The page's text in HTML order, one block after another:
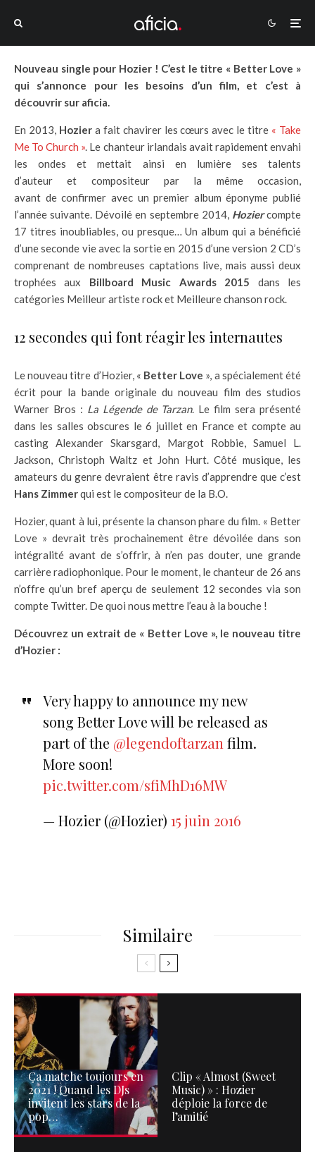
Nouveau single pour Hozier ! C’est le titre « Better Love »
qui s’annonce pour les besoins d’un film, et c’est à
découvrir sur aficia.
En 2013, Hoziera fait chavirer les cœurs avec le titre « Take
Me To Church ». Le chanteur irlandais avait rapidement envahi
les ondes et mettait ainsi en lumière ses talents
d’auteur et compositeur par la même occasion,
avant de confirmer avec un premier album éponyme publié
l’année suivante. Dévoilé en septembre 2014, Hoziercompte
17 titres inoubliables, ou presque… Un album qui a bénéficié
d’une seconde vie avec la sortie en 2015 d’une version 2 CD’s
comprenant de nombreuses captations live, mais aussi deux
trophées aux Billboard Music Awards 2015 dans les
catégories Meilleur artiste rock et Meilleure chanson rock.
12 secondes qui font réagir les internautes
Le nouveau titre d’Hozier, « Better Love », a spécialement été
écrit pour la bande originale du nouveau film des studios
Warner Bros : La Légende de Tarzan. Le film sera présenté
dans les salles obscures le 6 juillet en France et compte au
casting Alexander Skarsgard, Margot Robbie, Samuel L.
Jackson, Christoph Waltz et John Hurt. Côté musique, les
amateurs du genre devraient être ravis d’apprendre que c’est
Hans Zimmerqui est le compositeur de la B.O.
Hozier, quant à lui, présente la chanson phare du film. « Better
Love » devrait très prochainement être dévoilée dans son
intégralité avant de s’offrir, à n’en pas douter, une grande
carrière radiophonique. Pour le moment, le chanteur de 26 ans
n’offre qu’un bref aperçu de seulement 12 secondes via son
compte Twitter. De quoi nous mettre l’eau à la bouche !
Découvrez un extrait de « Better Love », le nouveau titre
d’Hozier :
Very happy to announce my new
song Better Love will be released as
part of the @legendoftarzan film.
More soon!
pic.twitter.com/sfiMhD16MW
— Hozier (@Hozier) 15 juin 2016
Similaire
Ça matche toujours en
2021 ! Quand les DJs
invitent les stars de la
pop…
Clip « Almost (Sweet
Music) » : Hozier
déploie la force de
l’amitié